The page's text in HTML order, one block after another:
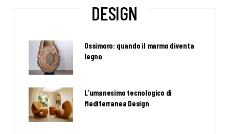
DESIGN
Ossimoro: quando il marmo diventa
legno
L’umanesimo tecnologico di
Mediterranea Design